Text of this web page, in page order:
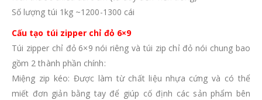
Số lượng túi 1kg ~1200-1300 cái
Cấu tạo túi zipper chỉ đỏ 6×9
Túi zipper chỉ đỏ 6×9 nói riêng và túi zip chỉ đỏ nói chung bao
gồm 2 thành phần chính:
Miệng zip kéo: Được làm từ chất liệu nhựa cứng và có thể
miết đơn giản bằng tay để giúp cố định các sản phẩm bên